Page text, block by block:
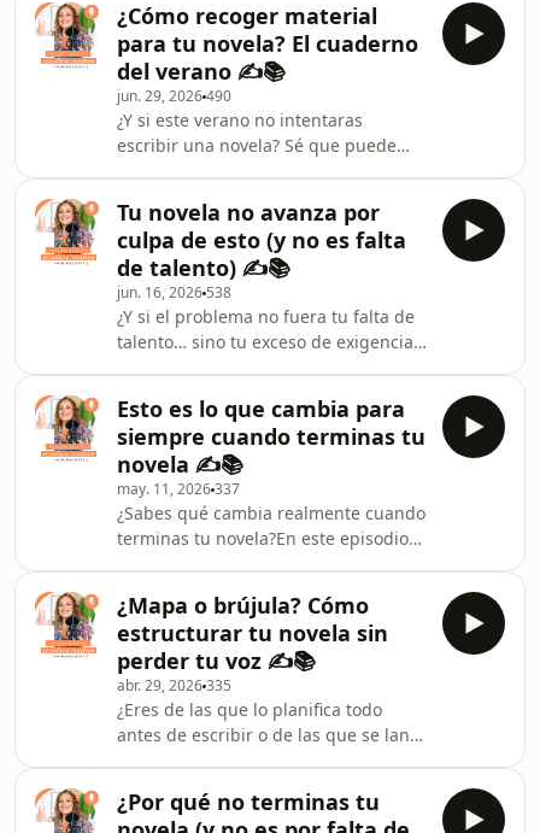
siguen en este canal. Y mi respuesta
siempre es la misma: las necesarias.
Porque una buena novela no se mide
por la cantidad de páginas, sino por
la capacidad de contar una historia
sin añadir aquello que no aporta. En
este nuevo episodio hablamos de un
error muy
¿Cómo recoger material
para tu novela? El cuaderno
del verano ✍️📚
jun. 29, 2026490
¿Y si este verano no intentaras
escribir una novela? Sé que puede
páginas, más capítulos o más
objetivos. Quizá estén para algo
mucho más importante: reunir el
material que dará vida a tus futuras
historias. En este nuevo episodio te
hablo del cuaderno del verano, una
herramienta sencilla que puede
ayudarte a recoger ideas, emocion
Tu novela no avanza por
culpa de esto (y no es falta
de talento) ✍️📚
jun. 16, 2026 538
¿Y si el problema no fuera tu falta de
talento… sino tu exceso de exigencia?
inspiración o claridad. Pero la
realidad suele ser otra.El
perfeccionismo.Esa voz que te dice
que la escena no está suficientemente
bien. Que el capítulo necesita una
revisión más. Que todavía no estás
preparada para escribir la historia
que llevas dent
Esto es lo que cambia para
siempre cuando terminas tu
novela ✍️📚
may. 11, 2026337
¿Sabes qué cambia realmente cuando
terminas tu novela?En este episodio
menciona cuando hablamos de
escribir: la transformación que ocurre
dentro de ti cuando por fin llegas al
final de tu historia.Porque terminar
una novela no va solo de escribir un
libro.Va de romper el patrón de
empezar y abandonar. De sostenerte
incluso cuan
¿Mapa o brújula? Cómo
estructurar tu novela sin
perder tu voz ✍️📚
abr. 29, 2026335
¿Eres de las que lo planifica todo
antes de escribir o de las que se lanza
uno de los grandes dilemas al escribir
¿Por qué no terminas tu